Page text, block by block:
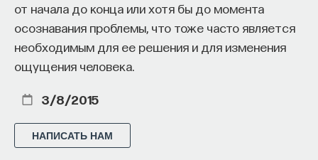
от начала до конца или хотя бы до момента
осознавания проблемы, что тоже часто является
необходимым для ее решения и для изменения
ощущения человека.
3/8/2015
НАПИСАТЬ НАМ